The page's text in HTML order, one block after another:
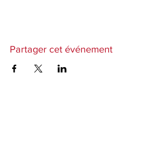
Partager cet événement